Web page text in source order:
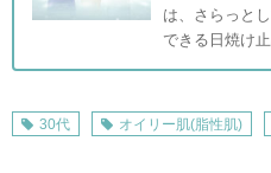
は、さらっと
できる日焼け
30代 オイリー肌(脂性肌)